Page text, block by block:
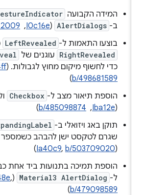
המידה הקבועה GestureIndicator
AlertDialogs
(
I0c16e
, ‏
בוצעו התאמות ל- LeftRevealed
RightRevealed עוגנים של
כדי לחשוף מיקום מחוץ לגבולות. (
b/498681589
)
הוספת תיאור מצב ל- Checkbox ול-
Iba12e
, ‏
b/485098874
)
תוקן באג ויזואלי ב-
שגרם לטקסט ישן להבהב כשמספר
Ia40c9,b/503709020
)
הוספת תמיכה בתנועות ביד אחת
Material3 AlertDialog
(
,
b/479098589
)